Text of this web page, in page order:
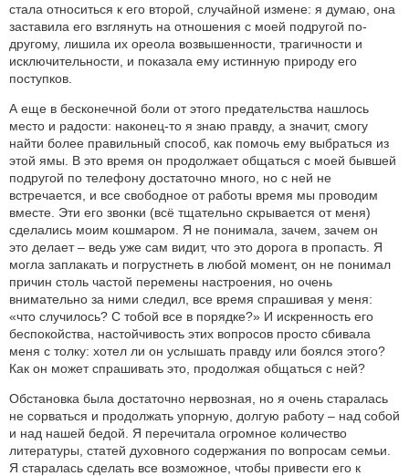
стала относиться к его второй, случайной измене: я думаю, она
заставила его взглянуть на отношения с моей подругой по-
другому, лишила их ореола возвышенности, трагичности и
исключительности, и показала ему истинную природу его
поступков.
А еще в бесконечной боли от этого предательства нашлось
место и радости: наконец-то я знаю правду, а значит, смогу
найти более правильный способ, как помочь ему выбраться из
этой ямы. В это время он продолжает общаться с моей бывшей
подругой по телефону достаточно много, но с ней не
встречается, и все свободное от работы время мы проводим
вместе. Эти его звонки (всё тщательно скрывается от меня)
сделались моим кошмаром. Я не понимала, зачем, зачем он
это делает – ведь уже сам видит, что это дорога в пропасть. Я
могла заплакать и погрустнеть в любой момент, он не понимал
причин столь частой перемены настроения, но очень
внимательно за ними следил, все время спрашивая у меня:
«что случилось? С тобой все в порядке?» И искренность его
беспокойства, настойчивость этих вопросов просто сбивала
меня с толку: хотел ли он услышать правду или боялся этого?
Как он может спрашивать это, продолжая общаться с ней?
Обстановка была достаточно нервозная, но я очень старалась
не сорваться и продолжать упорную, долгую работу – над собой
и над нашей бедой. Я перечитала огромное количество
литературы, статей духовного содержания по вопросам семьи.
Я старалась сделать все возможное, чтобы привести его к